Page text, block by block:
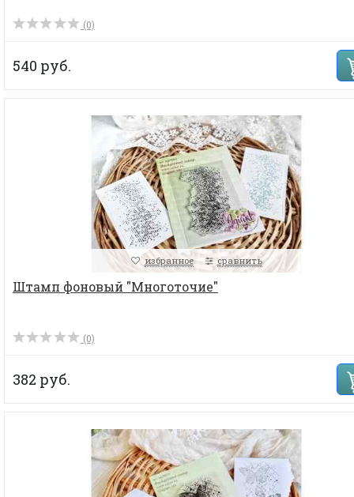
(0)
540 руб.
избранное сравнить
Штамп фоновый "Многоточие"
(0)
382 руб.